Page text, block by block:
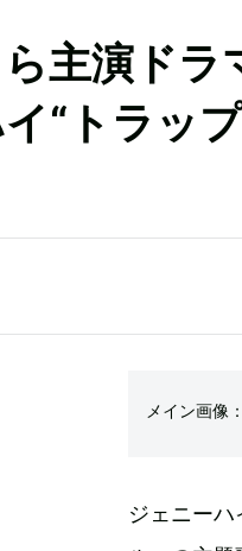
主演ドラ
“トラッ
メイン画像
ジェニー